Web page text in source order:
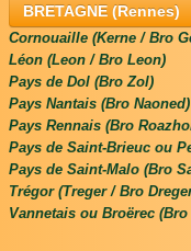
BRETAGNE (Rennes)
Cornouaille (Kerne / Bro
Léon (Leon / Bro Leon)
Pays de Dol (Bro Zol)
Pays Nantais (Bro Naoned)
Pays Rennais (Bro
Pays de Saint-Brieuc ou
Pays de Saint-Malo (Bro
Trégor (Treger / Bro
Vannetais ou Broërec